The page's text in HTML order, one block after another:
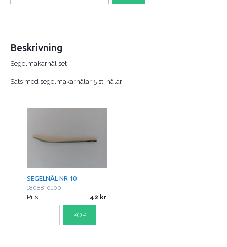
Beskrivning
Segelmakarnål set
Sats med segelmakarnålar 5 st. nålar
SEGELNÅL NR 10
18088-0100
Pris 42
KÖP